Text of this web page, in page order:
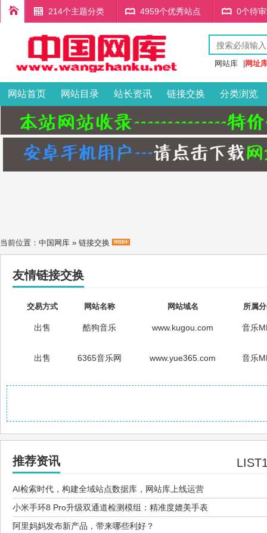
214个主题分类 4959个优秀站点 0个待
网站库 网址
网站首页 网站目录 站长资讯 链接交换 分类浏览
当前位置： 中国网库 » 链接交换
友情链接交换
交易方式 网站名称 网站域名 所属
出售 酷狗音乐 www.kugou.com 音乐
出售 6365音乐网 www.yue365.com 音乐
推荐资讯
AI检索时代，构建全域站点数据库，网站库上线运营
小米手环8 Pro升级双通道检测模组：精准度媲美手表
阿里妈妈发布新产品，带来哪些利好？